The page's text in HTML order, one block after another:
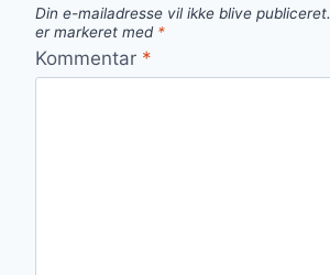
Din e-mailadresse vil ikke blive publiceret.
er markeret med *
Kommentar *